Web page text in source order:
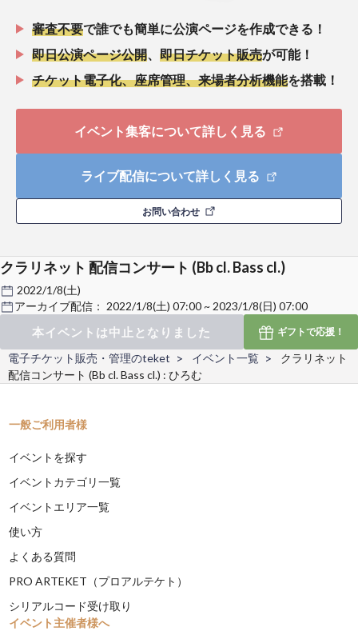
審査不要で誰でも簡単に公演ページを作成できる！
即日公演ページ公開
即日チケット販売が可能！
チケット電子化、座席管理、来場者分析機能を搭載！
イベント集客について詳しく見る
ライブ配信について詳しく見る
お問い合わせ
クラリネット 配信コンサート (Bb cl. Bass cl.)
2022/1/8(土)
アーカイブ配信： 2022/1/8(土) 07:00 ~ 2023/1/8(日) 07:00
本イベントは中止となりました ギフトで応援！
電子チケット販売・管理のteket イベント一覧
クラリネット
配信コンサート (Bb cl. Bass cl.) : ひろむ
一般ご利用者様
イベントを探す
イベントカテゴリ一覧
イベントエリア一覧
使い方
よくある質問
PRO ARTEKET（プロアルテケト）
シリアルコード受け取り
イベント主催者様へ